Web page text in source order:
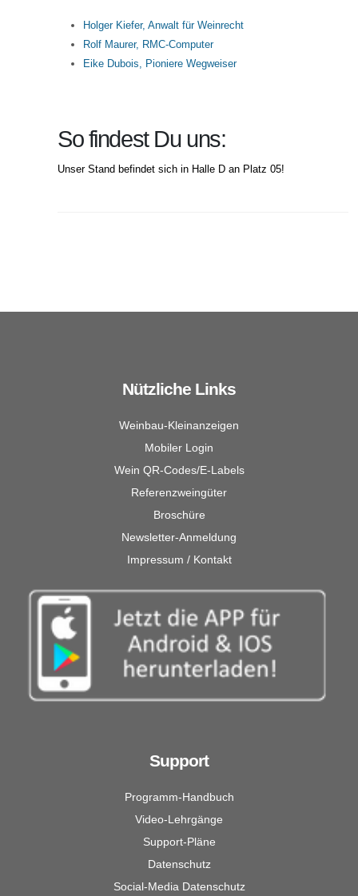
Holger Kiefer, Anwalt für Weinrecht
Rolf Maurer, RMC-Computer
Eike Dubois, Pioniere Wegweiser
So findest Du uns:
Unser Stand befindet sich in Halle D an Platz 05!
Nützliche Links
Weinbau-Kleinanzeigen
Mobiler Login
Wein QR-Codes/E-Labels
Referenzweingüter
Broschüre
Newsletter-Anmeldung
Impressum / Kontakt
Support
Programm-Handbuch
Video-Lehrgänge
Support-Pläne
Datenschutz
Social-Media Datenschutz